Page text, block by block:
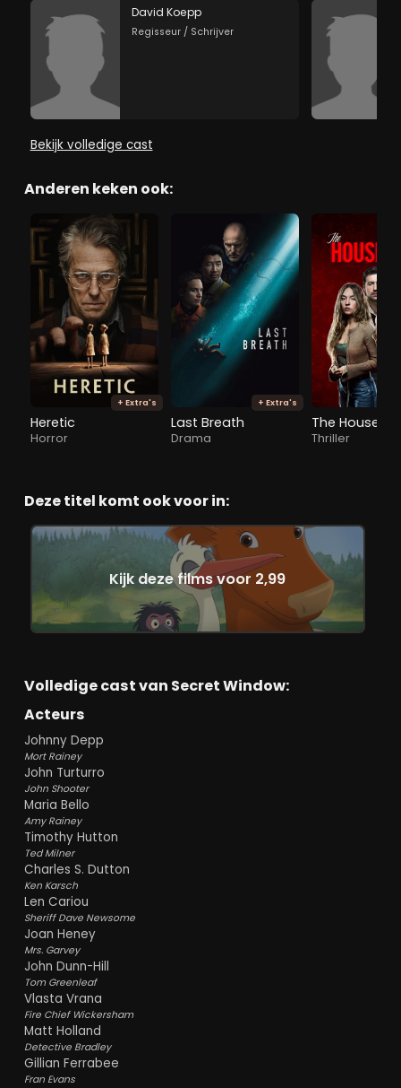
David Koepp
Regisseur / Schrijver
Bekijk volledige cast
Anderen keken ook:
+ Extra's
Heretic
Horror
+ Extra's
Last Breath
Drama
The
Thriller
Deze titel komt ook voor in:
Kijk deze films voor 2,99
Volledige cast van Secret Window:
Acteurs
Johnny Depp
Mort Rainey
John Turturro
John Shooter
Maria Bello
Amy Rainey
Timothy Hutton
Ted Milner
Charles S. Dutton
Ken Karsch
Len Cariou
Sheriff Dave Newsome
Joan Heney
Mrs. Garvey
John Dunn-Hill
Tom Greenleaf
Vlasta Vrana
Fire Chief Wickersham
Matt Holland
Detective Bradley
Gillian Ferrabee
Fran Evans